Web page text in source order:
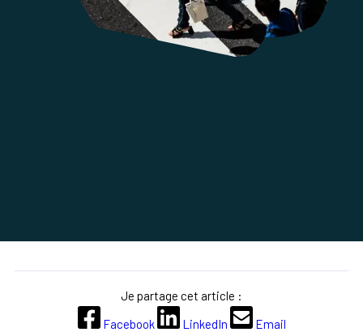
Je partage cet article :
Facebook
LinkedIn Email